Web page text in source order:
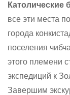
Католические
все эти места
города
поселения
этого племени
экспедиций к
Завершим